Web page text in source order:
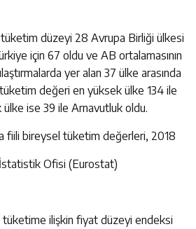
tüketim düzeyi 28 Avrupa Birliği ülkesi
için 67 oldu ve AB ortalamasının
yer alan 37 ülke arasında
değeri en yüksek ülke 134 ile
ise 39 ile Arnavutluk oldu.
fiili bireysel tüketim değerleri, 2018
Ofisi (Eurostat)
tüketime ilişkin fiyat düzeyi endeksi